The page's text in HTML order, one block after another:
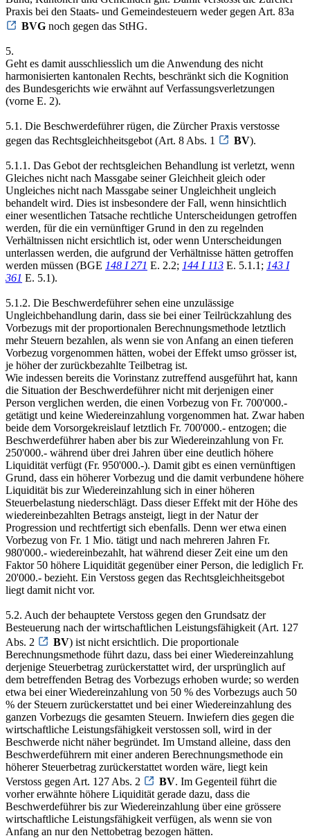
Praxis bei den Staats- und Gemeindesteuern weder gegen Art. 83a
BVG noch gegen das StHG.
5.
Geht es damit ausschliesslich um die Anwendung des nicht
harmonisierten kantonalen Rechts, beschränkt sich die Kognition
des Bundesgerichts wie erwähnt auf Verfassungsverletzungen
(vorne E. 2).
5.1. Die Beschwerdeführer rügen, die Zürcher Praxis verstosse
gegen das Rechtsgleichheitsgebot (Art. 8 Abs. 1
BV).
5.1.1. Das Gebot der rechtsgleichen Behandlung ist verletzt, wenn
Gleiches nicht nach Massgabe seiner Gleichheit gleich oder
Ungleiches nicht nach Massgabe seiner Ungleichheit ungleich
behandelt wird. Dies ist insbesondere der Fall, wenn hinsichtlich
einer wesentlichen Tatsache rechtliche Unterscheidungen getroffen
werden, für die ein vernünftiger Grund in den zu regelnden
Verhältnissen nicht ersichtlich ist, oder wenn Unterscheidungen
unterlassen werden, die aufgrund der Verhältnisse hätten getroffen
werden müssen (BGE 148 I 271 E. 2.2; 144 I 113 E. 5.1.1; 143 I
361 E. 5.1).
5.1.2. Die Beschwerdeführer sehen eine unzulässige
Ungleichbehandlung darin, dass sie bei einer Teilrückzahlung des
Vorbezugs mit der proportionalen Berechnungsmethode letztlich
mehr Steuern bezahlen, als wenn sie von Anfang an einen tieferen
Vorbezug vorgenommen hätten, wobei der Effekt umso grösser ist,
je höher der zurückbezahlte Teilbetrag ist.
Wie indessen bereits die Vorinstanz zutreffend ausgeführt hat, kann
die Situation der Beschwerdeführer nicht mit derjenigen einer
Person verglichen werden, die einen Vorbezug von Fr. 700'000.-
getätigt und keine Wiedereinzahlung vorgenommen hat. Zwar haben
beide dem Vorsorgekreislauf letztlich Fr. 700'000.- entzogen; die
Beschwerdeführer haben aber bis zur Wiedereinzahlung von Fr.
250'000.- während über drei Jahren über eine deutlich höhere
Liquidität verfügt (Fr. 950'000.-). Damit gibt es einen vernünftigen
Grund, dass ein höherer Vorbezug und die damit verbundene höhere
Liquidität bis zur Wiedereinzahlung sich in einer höheren
Steuerbelastung niederschlägt. Dass dieser Effekt mit der Höhe des
wiedereinbezahlten Betrags ansteigt, liegt in der Natur der
Progression und rechtfertigt sich ebenfalls. Denn wer etwa einen
Vorbezug von Fr. 1 Mio. tätigt und nach mehreren Jahren Fr.
980'000.- wiedereinbezahlt, hat während dieser Zeit eine um den
Faktor 50 höhere Liquidität gegenüber einer Person, die lediglich Fr.
20'000.- bezieht. Ein Verstoss gegen das Rechtsgleichheitsgebot
liegt damit nicht vor.
5.2. Auch der behauptete Verstoss gegen den Grundsatz der
Besteuerung nach der wirtschaftlichen Leistungsfähigkeit (Art. 127
Abs. 2
BV) ist nicht ersichtlich. Die proportionale
Berechnungsmethode führt dazu, dass bei einer Wiedereinzahlung
derjenige Steuerbetrag zurückerstattet wird, der ursprünglich auf
dem betreffenden Betrag des Vorbezugs erhoben wurde; so werden
etwa bei einer Wiedereinzahlung von 50 % des Vorbezugs auch 50
% der Steuern zurückerstattet und bei einer Wiedereinzahlung des
ganzen Vorbezugs die gesamten Steuern. Inwiefern dies gegen die
wirtschaftliche Leistungsfähigkeit verstossen soll, wird in der
Beschwerde nicht näher begründet. Im Umstand alleine, dass den
Beschwerdeführern mit einer anderen Berechnungsmethode ein
höherer Steuerbetrag zurückerstattet worden wäre, liegt kein
Verstoss gegen Art. 127 Abs. 2
BV. Im Gegenteil führt die
vorher erwähnte höhere Liquidität gerade dazu, dass die
Beschwerdeführer bis zur Wiedereinzahlung über eine grössere
wirtschaftliche Leistungsfähigkeit verfügen, als wenn sie von
Anfang an nur den Nettobetrag bezogen hätten.